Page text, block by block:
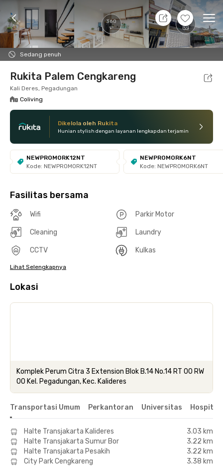
360 +19
Sedang penuh
9 Agt 26 - Belum tahu
Foto Fasilitas bersama Lokasi Kamar
Rukita Palem Cengkareng
Kali Deres, Pegadungan
Coliving
Dikelola oleh Rukita
Hunian stylish dengan layanan lengkap dan terjamin
NEWPROMORK12NT
Kode: NEWPROMORK12NT
NEWPROMORK6NT
Kode: NEWPROMORK6NT
Fasilitas bersama
Wifi Parkir Motor
Cleaning Laundry
CCTV Kulkas
Lihat Selengkapnya
Lokasi
Komplek Perum Citra 3 Extension Blok B.14 No.14 RT 00 RW
00 Kel. Pegadungan, Kec. Kalideres
Transportasi Umum Perkantoran Universitas Hospital
Halte Transjakarta Kalideres
3.03 km
Halte Transjakarta Sumur Bor
3.22 km
Halte Transjakarta Pesakih
3.22 km
City Park Cengkareng
3.38 km